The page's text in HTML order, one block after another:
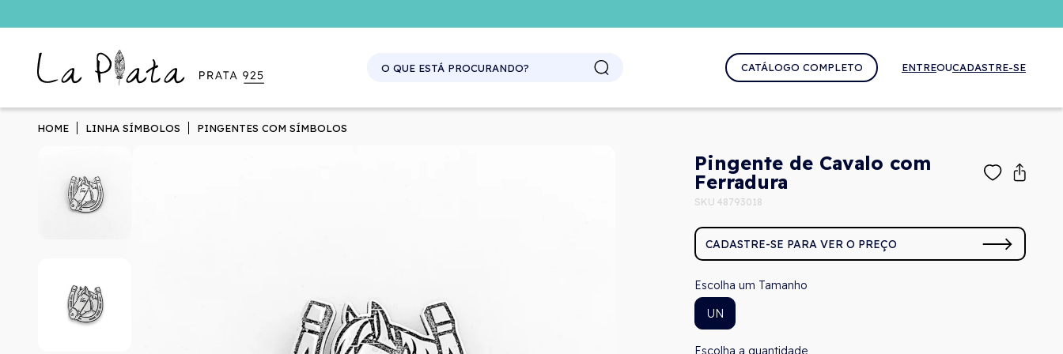
CATÁLOGO COMPLETO ENTREOUCADASTRE-SE
HOME LINHA SÍMBOLOS PINGENTES COM SÍMBOLOS
Pingente de Cavalo com
Ferradura
SKU 48793018
CADASTRE-SE PARA VER O PREÇO
Tamanho
UN